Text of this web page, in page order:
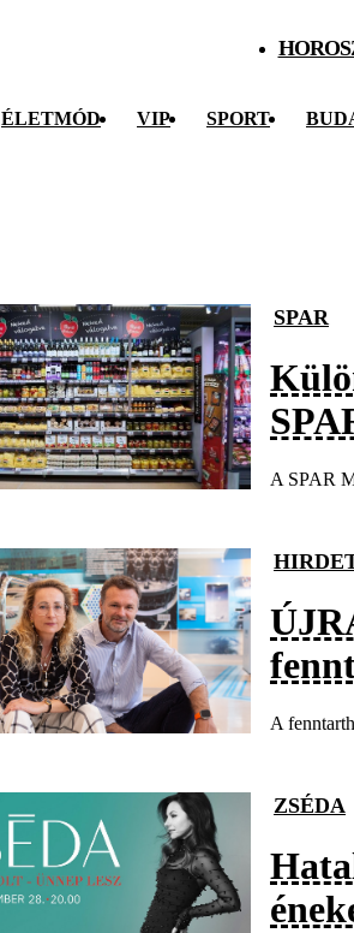
ÉLETMÓD VIP SPORT
SPAR
A SPAR
A
ZSÉDA